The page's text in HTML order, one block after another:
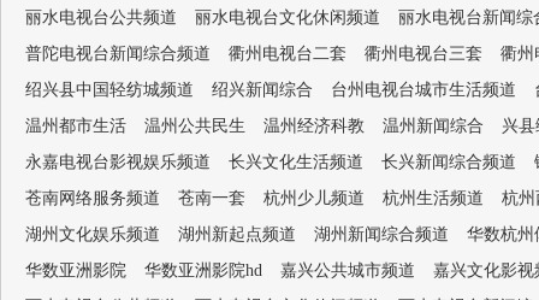
丽水电视台公共频道
丽水电视台文化休闲频道
丽水电视台新闻综
普陀电视台新闻综合频道
衢州电视台二套 衢州电视台三套
衢州
绍兴县中国轻纺城频道
绍兴新闻综合 台州电视台城市生活频道
温州都市生活
温州公共民生 温州经济科教 温州新闻综合
兴
永嘉电视台影视娱乐频道
长兴文化生活频道 长兴新闻综合频道
苍南网络服务频道
苍南一套 杭州少儿频道 杭州生活频道
杭州
湖州文化娱乐频道
湖州新起点频道 湖州新闻综合频道
华数杭州
华数亚洲影院
华数亚洲影院hd 嘉兴公共城市频道
嘉兴文化影视